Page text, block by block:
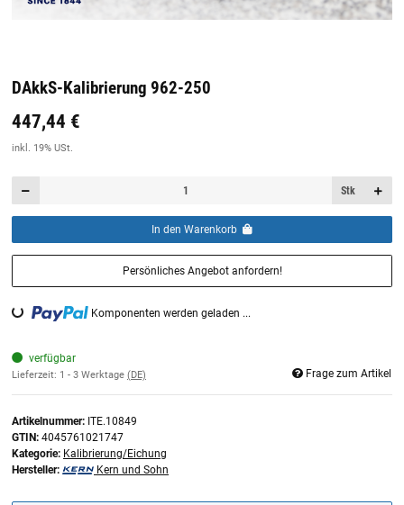
DAkkS-Kalibrierung 962-250
Preis: 19,44 €inkl. 19% USt.
447,44 €
inkl. 19% USt.
Stk
In den Warenkorb
Persönliches Angebot anfordern!
Loading... Komponenten werden geladen ...
verfügbar
Lieferzeit: 1 - 3 Werktage (DE) Frage zum Artikel
Artikelnummer: ITE.10849
GTIN: 4045761021747
Kategorie: Kalibrierung/Eichung
Hersteller:
Kern und Sohn